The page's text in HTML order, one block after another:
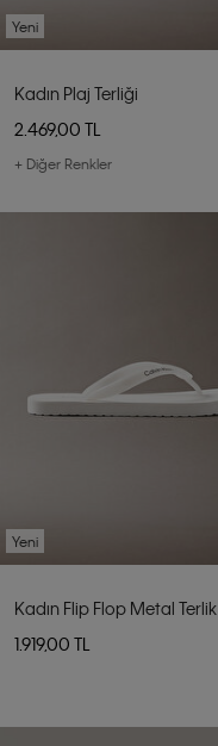
Yeni
Kadın Plaj Terliği
2.469,00 TL
+ Diğer Renkler
Yeni
Kadın Flip Flop Metal Terlik
1.919,00 TL